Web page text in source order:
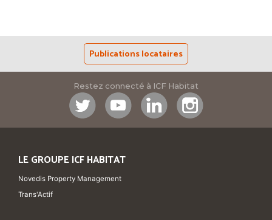
Publications locataires
Restez connecté à ICF Habitat
LE GROUPE ICF HABITAT
Novedis Property Management
Trans'Actif